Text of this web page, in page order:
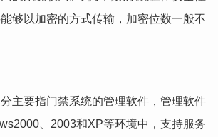
够以加密的方式传输，加密位数一般不
主要指门禁系统的管理软件，管理软件
、2003和XP等环境中，支持服务